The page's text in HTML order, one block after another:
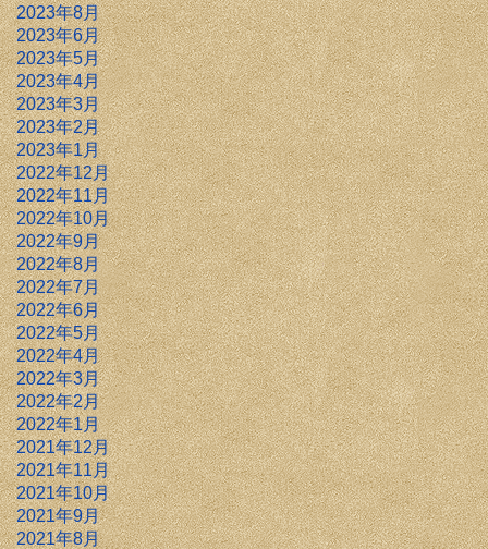
2023年8月
2023年6月
2023年5月
2023年4月
2023年3月
2023年2月
2023年1月
2022年12月
2022年11月
2022年10月
2022年9月
2022年8月
2022年7月
2022年6月
2022年5月
2022年4月
2022年3月
2022年2月
2022年1月
2021年12月
2021年11月
2021年10月
2021年9月
2021年8月